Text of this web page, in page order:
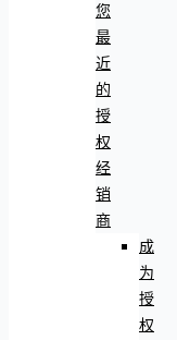
您
最
近
的
授
权
经
销
商
成
为
授
权